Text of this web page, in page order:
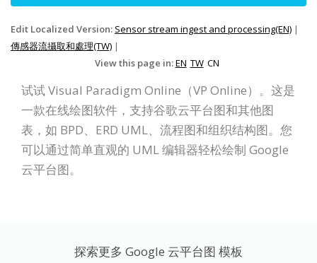
Edit Localized Version: Sensor stream ingest and processing(EN) |
傳感器流攝取和處理(TW) |
View this page in:EN TW CN
试试 Visual Paradigm Online（VP Online）。这是
一款在线绘图软件，支持谷歌云平台图和其他图
表，如 BPD、ERD UML、流程图和组织结构图。您
可以通过简单直观的 UML 编辑器轻松绘制 Google
云平台图。
探索更多 Google 云平台图 模板